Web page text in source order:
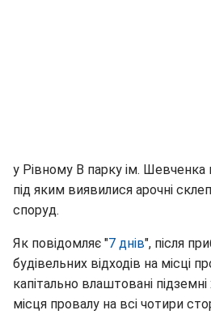
у Рівному В парку ім. Шевченка
під яким виявилися арочні
споруд.
Як повідомляє "7 днів", після
будівельних відходів на місці
капітально влаштовані
місця провалу на всі чотири